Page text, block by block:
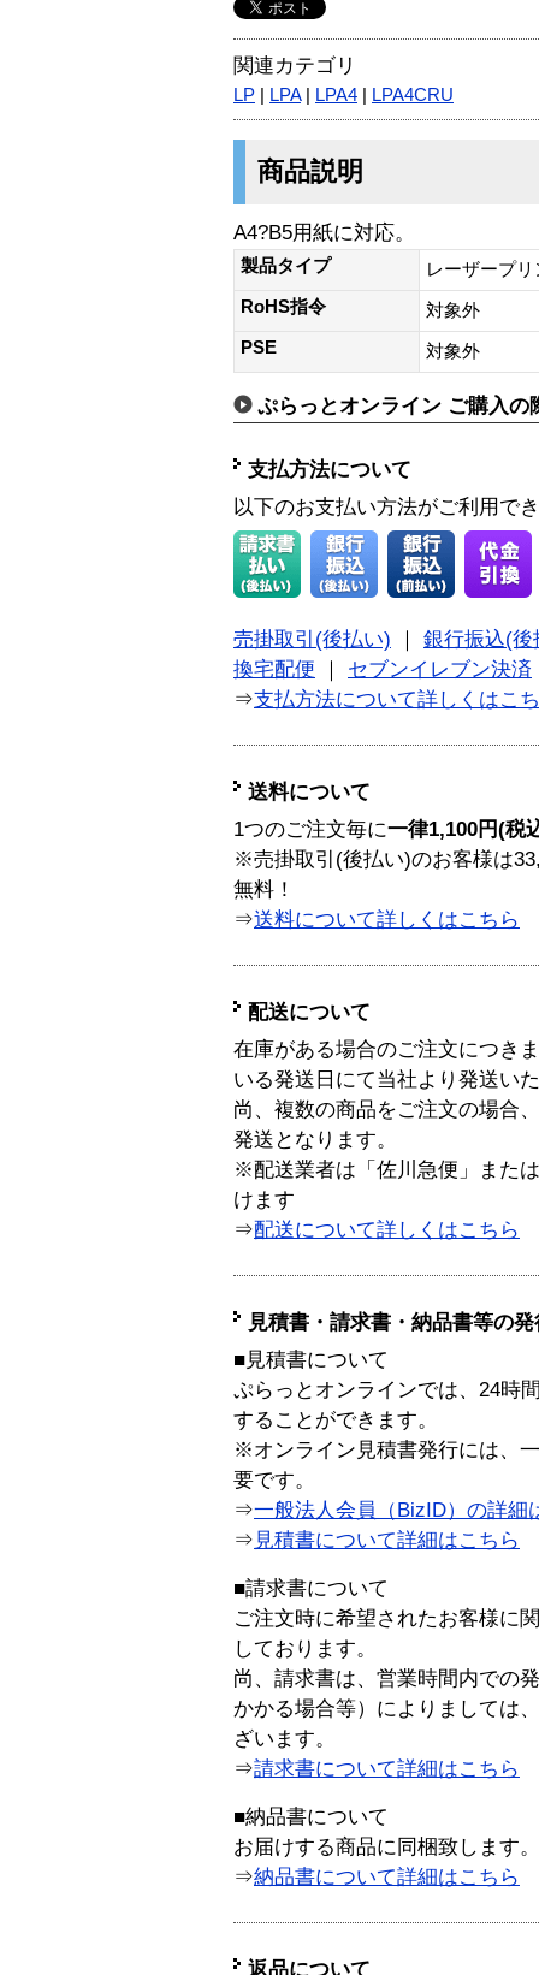
関連カテゴリ
LP LPA| LPA4 LPA4CRU
商品説明
A4?B5用紙に対応。
製品タイプ
レーザープ
RoHS指令
対象外
PSE
対象外
ぷらっとオンライン ご購入の
支払方法について
以下のお支払い方法がご利用で
売掛取引(後払い)
銀行振込(後
換宅配便
セブンイレブン決済
⇒支払方法について詳しくはこ
送料について
1つのご注文毎に一律1,100円(税
※売掛取引(後払い)のお客様は
無料！
⇒送料について詳しくはこちら
配送について
在庫がある場合のご注文につき
いる発送日にて当社より発送い
尚、複数の商品をご注文の場合
発送となります。
※配送業者は「佐川急便」また
けます
⇒配送について詳しくはこちら
見積書・請求書・納品書等の
■見積書について
ぷらっとオンラインでは、24時
することができます。
※オンライン見積書発行には、
要です。
⇒一般法人会員（BizID）の詳細
⇒ 見積書について詳細はこちら
■請求書について
ご注文時に希望されたお客様に
しております。
尚、請求書は、営業時間内での
かかる場合等）によりましては
ざいます。
⇒請求書について詳細はこちら
■納品書について
お届けする商品に同梱致します。
⇒納品書について詳細はこちら
返品について